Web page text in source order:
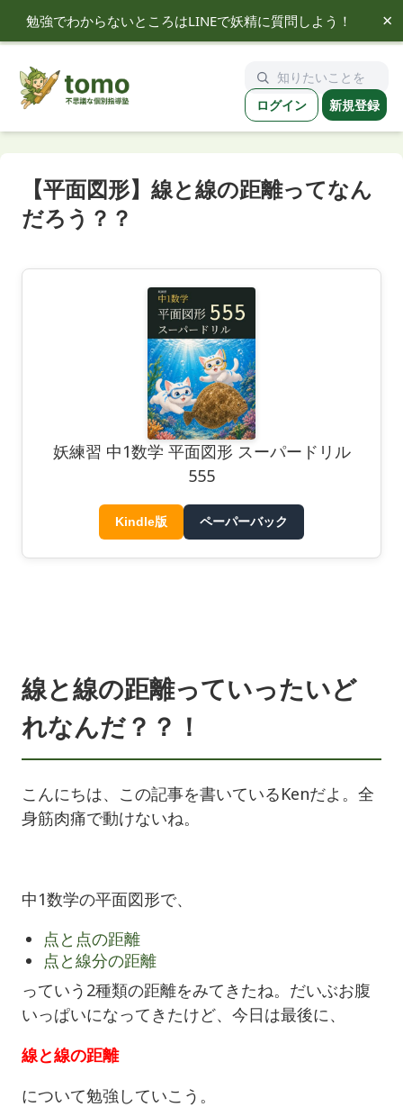
勉強でわからないところはLINEで妖精に質問しよう！ ×
tomo ログイン 新規登録
【平面図形】線と線の距離ってなん
だろう？？
妖練習 中1数学 平面図形 スーパードリル
555
Kindle版 ペーパーバック
線と線の距離っていったいど
れなんだ？？！
こんにちは、この記事を書いているKenだよ。全
身筋肉痛で動けないね。
中1数学の平面図形で、
点と点の距離
点と線分の距離
っていう2種類の距離をみてきたね。だいぶお腹
いっぱいになってきたけど、今日は最後に、
線と線の距離
について勉強していこう。